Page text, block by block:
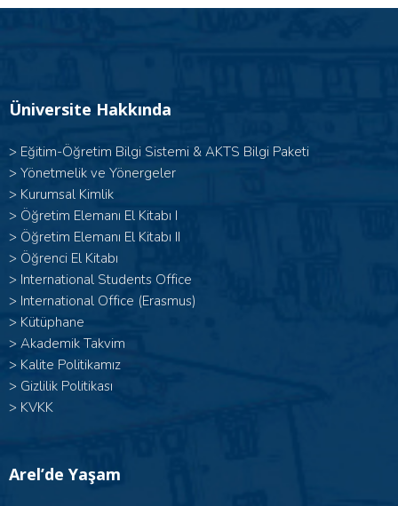
Üniversite Hakkında
> Eğitim-Öğretim Bilgi Sistemi & AKTS Bilgi Paketi
> Yönetmelik ve Yönergeler
> Kurumsal Kimlik
> Öğretim Elemanı El Kitabı I
> Öğretim Elemanı El Kitabı II
> Öğrenci El Kitabı
> International Students Office
> International Office (Erasmus)
> Kütüphane
> Akademik Takvim
> Kalite Politikamız
> Gizlilik Politikası
> KVKK
Arel’de Yaşam